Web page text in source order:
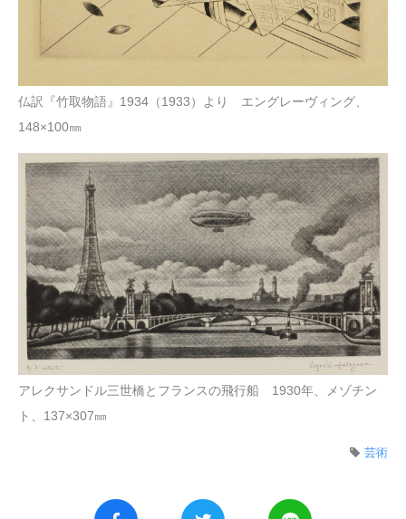
仏訳『竹取物語』1934（1933）より エングレーヴィング、
148×100㎜
アレクサンドル三世橋とフランスの飛行船 1930年、メゾチン
ト、137×307㎜
芸術